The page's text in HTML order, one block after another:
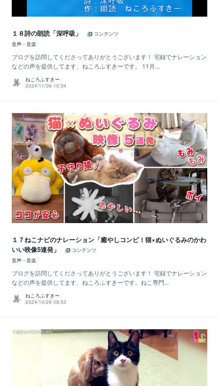
１８詩の朗読「深呼吸」
コンテンツ
音声・音楽
ブログを訪問してくださってありがとうございます！ 宅録でナレーション
などの声を提供してます、ねころふすきーです。 11月...
ねころふすきー
2024/11/06 10:34
１７ねこナビのナレーション「癒やしコンビ！猫×ぬいぐるみのかわ
いい映像5連発」
コンテンツ
音声・音楽
ブログを訪問してくださってありがとうございます！ 宅録でナレーション
などの声を提供してます、ねころふすきーです。ねこ専門...
ねころふすきー
2024/10/28 08:53